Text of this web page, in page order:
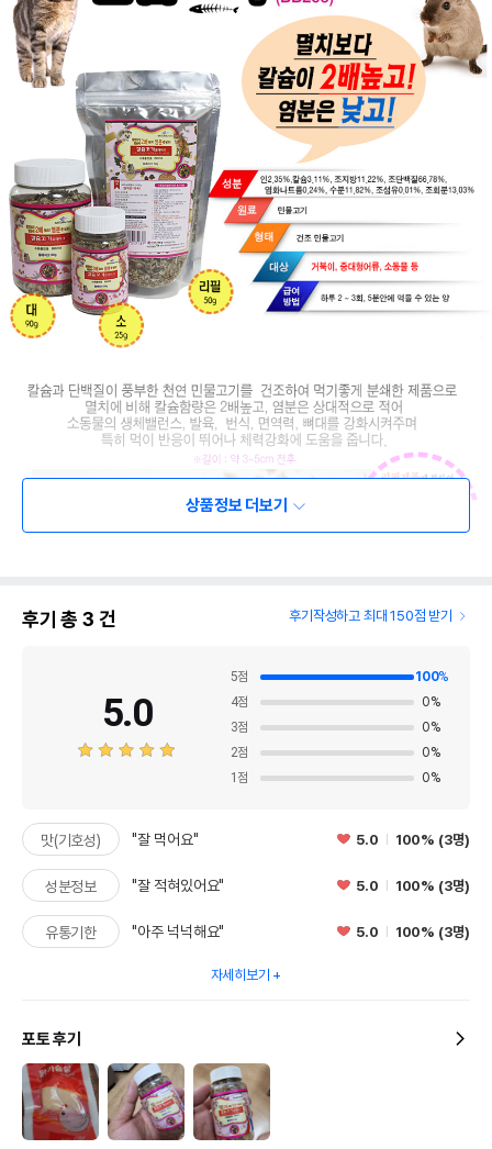
상품정보 더보기
후기 총 3 건 후기작성하고 최대 150점 받기
5.0
5점 100%
4점 0%
3점 0%
2점 0%
1 점 0%
맛(기호성) "잘 먹어요" 5.0 100% (3명)
성분정보 "잘 적혀있어요" 5.0 100% (3명)
유통기한 "아주 넉넉해요" 5.0 100% (3명)
자세히보기
포토 후기